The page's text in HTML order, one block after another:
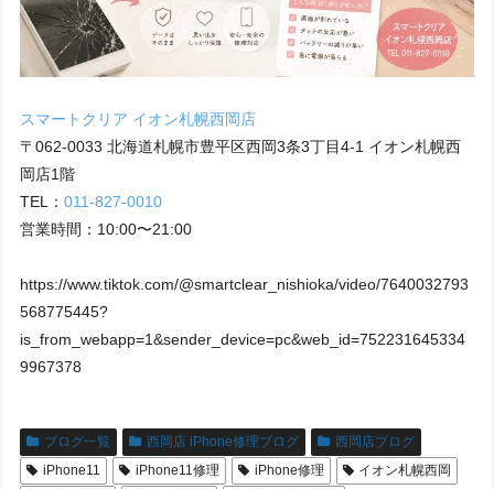
スマートクリア イオン札幌西岡店
〒062-0033 北海道札幌市豊平区西岡3条3丁目4-1 イオン札幌西
岡店1階
TEL：011-827-0010
営業時間：10:00〜21:00
https://www.tiktok.com/@smartclear_nishioka/video/7640032793
568775445?
is_from_webapp=1&sender_device=pc&web_id=752231645334
9967378
ブログ一覧 西岡店 iPhone修理ブログ
西岡店ブログ
iPhone11
iPhone11修理 iPhone修理
イオン札幌西岡